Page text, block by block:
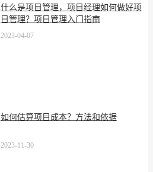
什么是项目管理，项目经理如何做好项
目管理？项目管理入门指南
2023-04-07
如何估算项目成本？方法和依据
2023-11-30